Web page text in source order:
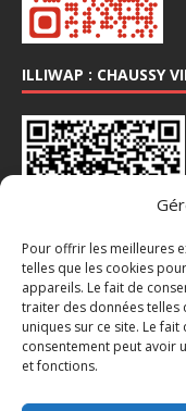
Pour offrir les meilleures
telles que les cookies
appareils. Le fait de
traiter des données telles
uniques sur ce site. Le
consentement peut avoir
et fonctions.
ILLIWAP : CHAUSSY
INSTA :